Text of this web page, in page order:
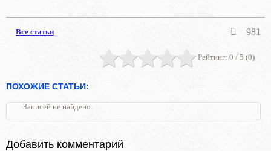
Все статьи 981
Рейтинг: 0 / 5 (0)
ПОХОЖИЕ СТАТЬИ:
Записей не найдено.
Добавить комментарий